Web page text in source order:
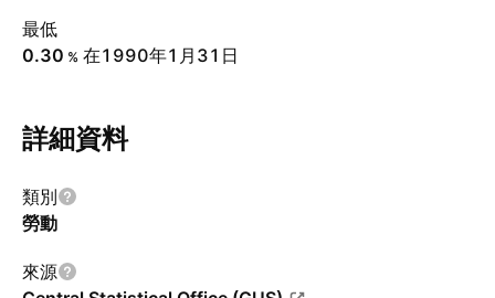
最低
0.30 % 在1990年1月31日
詳細資料
類別
勞動
來源